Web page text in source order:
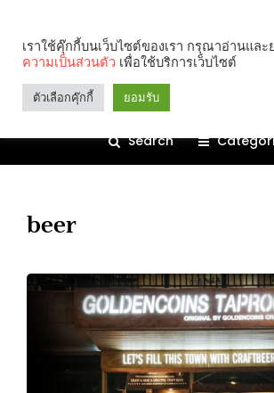
Search
beer
เราใช้คุ๊กกี้บนเว็บไซต์ของเรา กรุณาอ่านและ
ความเป็นส่วนตัว เพื่อใช้บริการเว็บไซต์
ตัวเลือกคุ๊กกี้ ยอมรับ